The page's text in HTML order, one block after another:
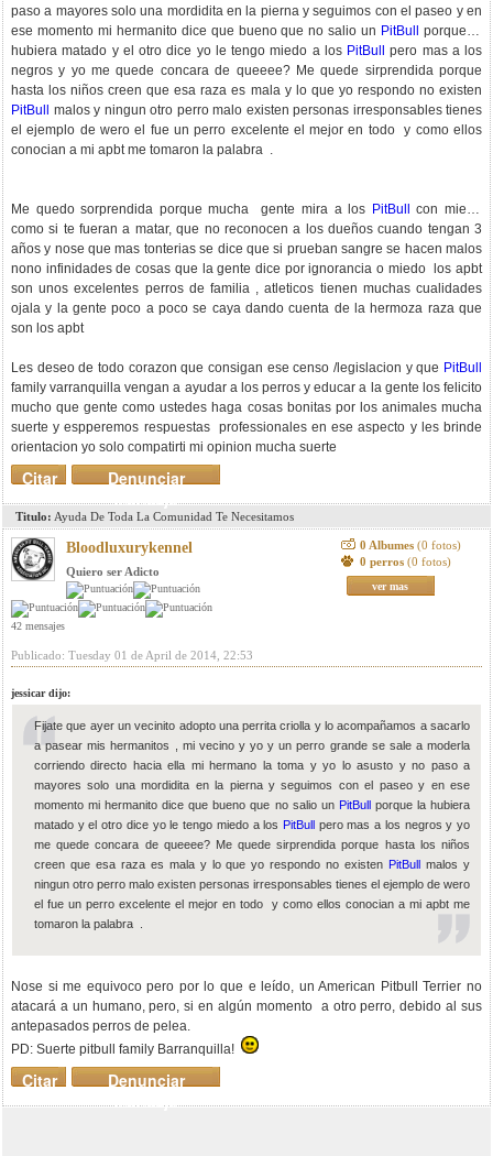
paso a mayores solo una mordidita en la pierna y seguimos con el paseo y en
ese momento mi hermanito dice que bueno que no salio un PitBull
porque la
hubiera matado y el otro dice yo le tengo miedo a los PitBull
pero mas a los
negros y yo me quede concara de queeee? Me quede sirprendida porque
hasta los niños creen que esa raza es mala y lo que yo respondo no existen
PitBull
malos y ningun otro perro malo existen personas irresponsables tienes
el ejemplo de wero el fue un perro excelente el mejor en todo y como ellos
conocian a mi apbt me tomaron la palabra .
Me quedo sorprendida porque mucha gente mira a los PitBull
con miedo
como si te fueran a matar, que no reconocen a los dueños cuando tengan 3
años y nose que mas tonterias se dice que si prueban sangre se hacen malos
nono infinidades de cosas que la gente dice por ignorancia o miedo los apbt
son unos excelentes perros de familia , atleticos tienen muchas cualidades
ojala y la gente poco a poco se caya dando cuenta de la hermoza raza que
son los apbt
Les deseo de todo corazon que consigan ese censo /legislacion y que PitBull
family varranquilla vengan a ayudar a los perros y educar a la gente los felicito
mucho que gente como ustedes haga cosas bonitas por los animales mucha
suerte y espperemos respuestas professionales en ese aspecto y les brinde
orientacion yo solo compatirti mi opinion mucha suerte
Denunciar
mensaje
Citar
Titulo: Ayuda De Toda La Comunidad Te Necesitamos
Bloodluxurykennel
Quiero ser Adicto
42 mensajes
0 Albumes (0 fotos)
0 perros (0 fotos)
ver mas
Publicado: Tuesday 01 de April de 2014, 22:53
jessicar dijo:
Fijate que ayer un vecinito adopto una perrita criolla y lo acompañamos a sacarlo
a pasear mis hermanitos , mi vecino y yo y un perro grande se sale a moderla
corriendo directo hacia ella mi hermano la toma y yo lo asusto y no paso a
mayores solo una mordidita en la pierna y seguimos con el paseo y en ese
momento mi hermanito dice que bueno que no salio un PitBullporque la hubiera
matado y el otro dice yo le tengo miedo a los PitBullpero mas a los negros y yo
me quede concara de queeee? Me quede sirprendida porque hasta los niños
creen que esa raza es mala y lo que yo respondo no existen PitBull malos y
ningun otro perro malo existen personas irresponsables tienes el ejemplo de wero
el fue un perro excelente el mejor en todo y como ellos conocian a mi apbt me
tomaron la palabra .
Nose si me equivoco pero por lo que e leído, un American Pitbull Terrier no
atacará a un humano, pero, si en algún momento a otro perro, debido al sus
antepasados perros de pelea.
PD: Suerte pitbull family Barranquilla!
Denunciar
mensaje
Citar